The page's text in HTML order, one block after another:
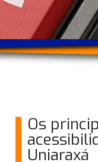
Os
Uniaraxá